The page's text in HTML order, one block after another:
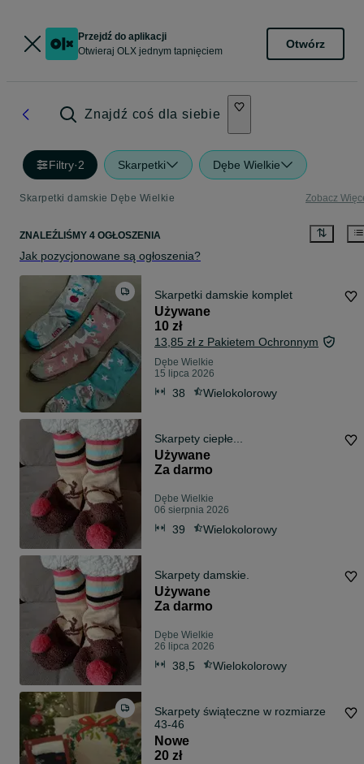
Przejdź do aplikacji
Otwieraj OLX jednym tapnięciem
Otwórz
Znajdź coś dla siebie
Filtry·2 Skarpetki Dębe Wielkie
Skarpetki damskie Dębe Wielkie Zobacz
ZNALEŹLIŚMY 4 OGŁOSZENIA
Jak pozycjonowane są ogłoszenia?
Skarpetki damskie komplet
Używane
10 zł
13,85 zł z Pakietem Ochronnym
Dębe Wielkie
15 lipca 2026
38 Wielokolorowy
Skarpety ciepłe...
Używane
Za darmo
Dębe Wielkie
06 sierpnia 2026
39 Wielokolorowy
Skarpety damskie.
Używane
Za darmo
Dębe Wielkie
26 lipca 2026
38,5 Wielokolorowy
Skarpety świąteczne w rozmiarze
43-46
Nowe
20 zł